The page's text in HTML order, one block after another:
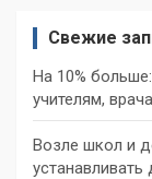
Свежие
На 10%
учителям,
Возле школ и